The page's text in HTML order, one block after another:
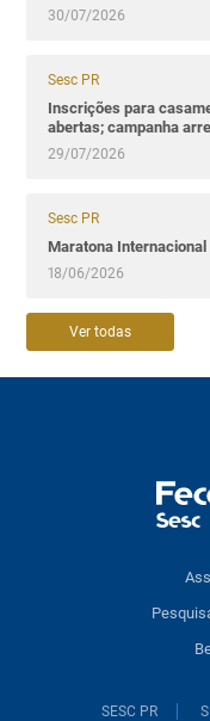
30/07/2026
Sesc PR
Inscrições para
abertas; campanha
29/07/2026
Sesc PR
Maratona
18/06/2026
Ver todas
SESC PR